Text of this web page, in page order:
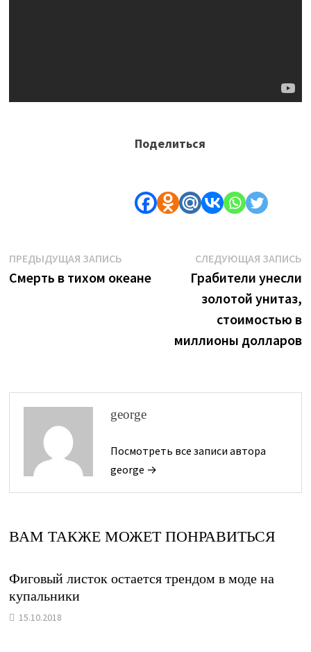
Поделиться
Навигация
по
ПРЕДЫДУЩАЯ ЗАПИСЬПредыдущая
запись:
Смерть в тихом океане
СЛЕДУЮЩАЯ ЗАПИСЬ
Грабители унесли
золотой унитаз,
стоимостью в
миллионы долларов
george
Посмотреть все записи автора
george →
ВАМ ТАКЖЕ МОЖЕТ ПОНРАВИТЬСЯ
Фиговый листок остается трендом в моде на
купальники
15.10.2018